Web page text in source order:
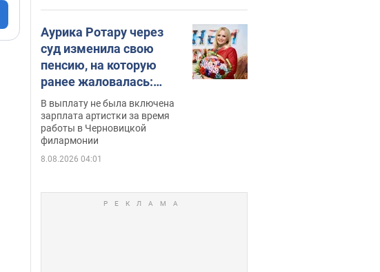
Аурика Ротару через
суд изменила свою
пенсию, на которую
ранее жаловалась:
сколько получала
певица
В выплату не была включена
зарплата артистки за время
работы в Черновицкой
филармонии
8.08.2026 04:01